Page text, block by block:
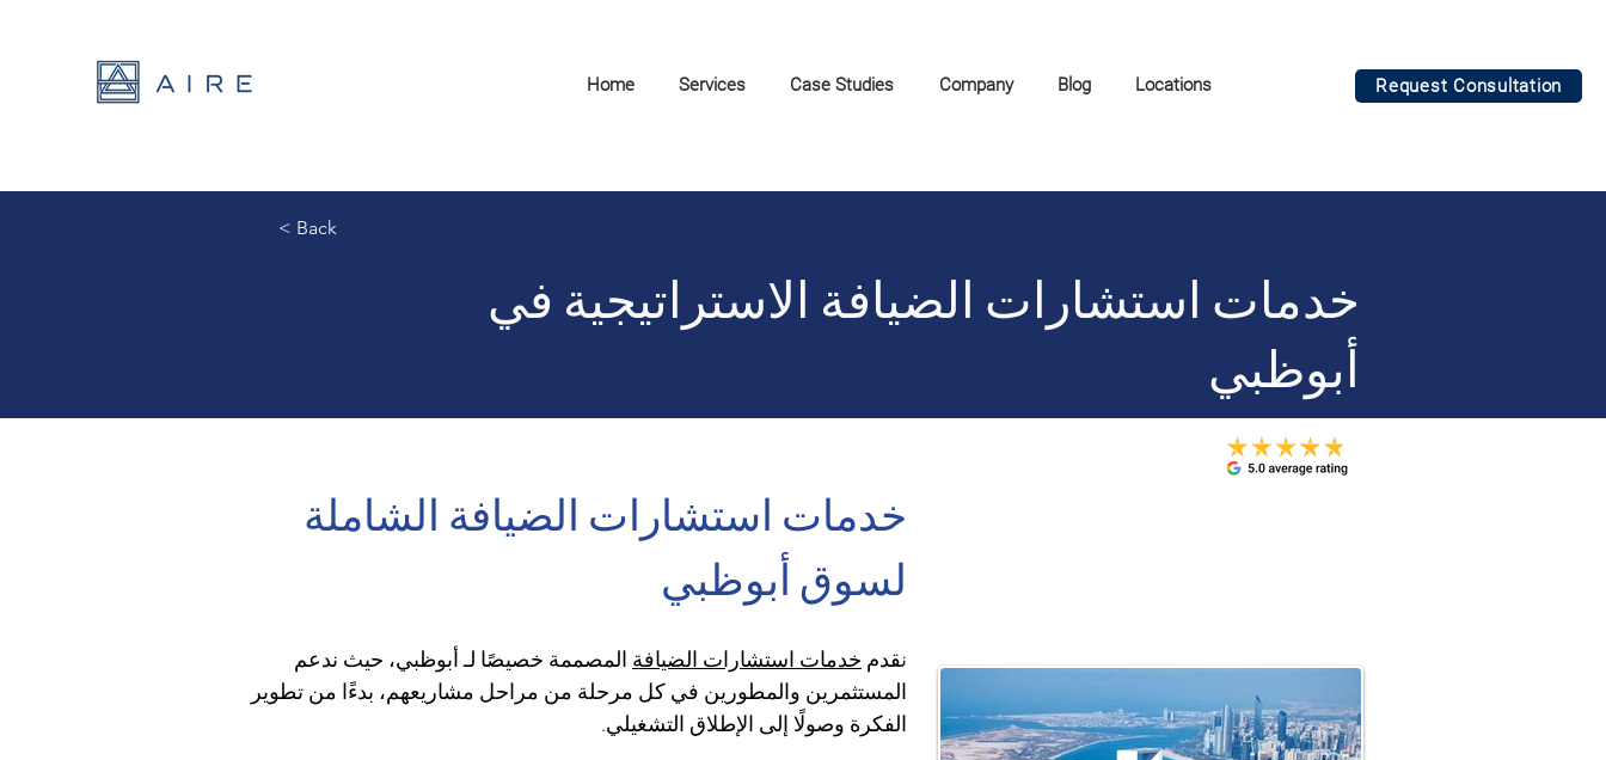
Home Services Case Studies Company Blog Locations Request Consultation
< Back
خدمات استشارات الضيافة الاستراتيجية في
أبوظبي
خدمات استشارات الضيافة الشاملة
لسوق أبوظبي
نقدم خدمات استشارات الضيافة المصممة خصيصًا لـ أبوظبي، حيث ندعم
المستثمرين والمطورين في كل مرحلة من مراحل مشاريعهم، بدءًا من تطوير
الفكرة وصولًا إلى الإطلاق التشغيلي.